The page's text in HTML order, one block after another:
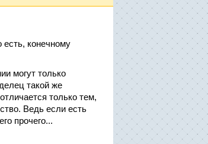
есть, конечному
могут только
такой же
только тем,
Ведь если есть
прочего...